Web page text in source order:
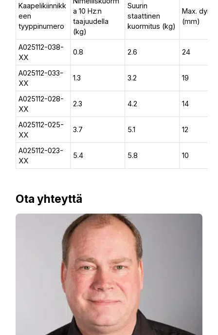
Kaapelikiinnikk
een
tyyppinumero
a 10 Hz:n
taajuudella
(kg)
Suurin
staattinen
kuormitus (kg)
Max. dyn.
(mm)
A025112-038-
XX
0.8 2.6 24
A025112-033-
XX
1.3 3.2 19
A025112-028-
XX
2.3 4.2 14
A025112-025-
XX
3.7 5.1 12
A025112-023-
XX
5.4 5.8 10
Ota yhteyttä